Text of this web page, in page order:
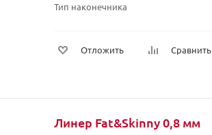
Тип наконечника
Отложить Сравнить
Линер Fat&Skinny 0,8 мм